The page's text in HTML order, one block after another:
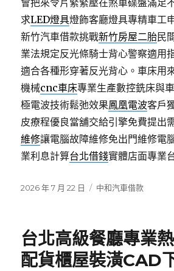
會把來令片緊緊壓在煞車碟盤滿足
求LED燈具燈飾客廳燈具專精車工
新竹汽車借款挑戰新竹房屋二胎民
業法規定反光條騎士背心警察適用
適合各種形穿著反光背心。車床用
機械cnc車床專業生產數控銑床與
極電波技術鬆弛效果鳳凰電波客戶
皮療程優良當舖交給引擎免費提出
維修讓電腦故障維修免出門維修電
業利息計算台北借錢實體店面專業
發
2026 年 7 月 22 日
分
中和汽車借款
台北高級餐廳專業
配貨櫃屋裝潢CAD